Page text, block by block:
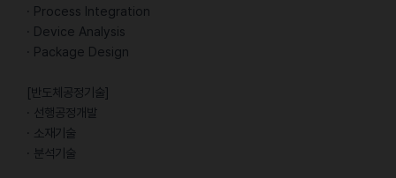
· Process Integration
· Device Analysis
· Package Design
[반도체공정기술]
· 선행공정개발
· 소재기술
· 분석기술